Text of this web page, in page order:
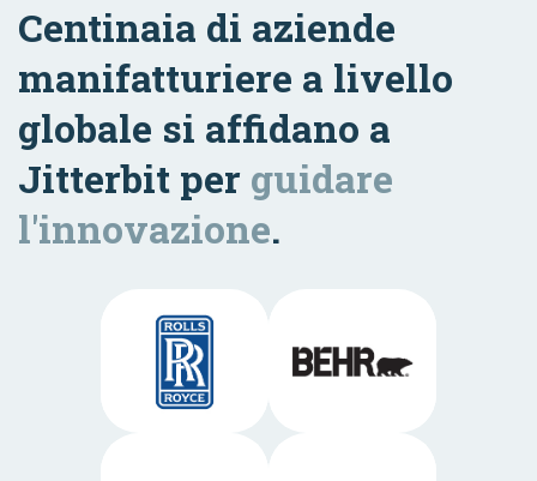
Centinaia di aziende
manifatturiere a livello
globale si affidano a
Jitterbit per guidare
l'innovazione.